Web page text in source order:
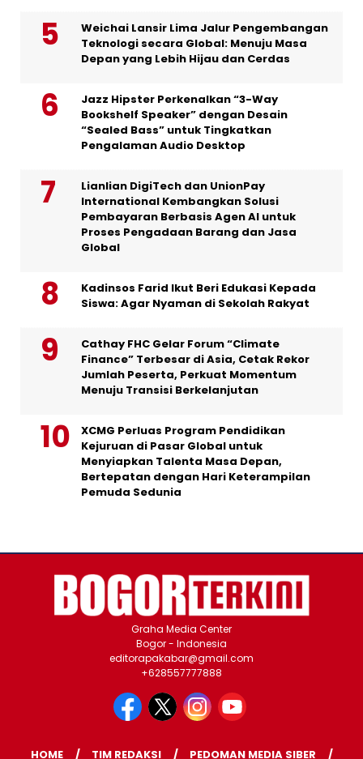
Weichai Lansir Lima Jalur Pengembangan
Teknologi secara Global: Menuju Masa
Depan yang Lebih Hijau dan Cerdas
Jazz Hipster Perkenalkan “3-Way
Bookshelf Speaker” dengan Desain
“Sealed Bass” untuk Tingkatkan
Pengalaman Audio Desktop
Lianlian DigiTech dan UnionPay
International Kembangkan Solusi
Pembayaran Berbasis Agen AI untuk
Proses Pengadaan Barang dan Jasa
Global
Kadinsos Farid Ikut Beri Edukasi Kepada
Siswa: Agar Nyaman di Sekolah Rakyat
Cathay FHC Gelar Forum “Climate
Finance” Terbesar di Asia, Cetak Rekor
Jumlah Peserta, Perkuat Momentum
Menuju Transisi Berkelanjutan
XCMG Perluas Program Pendidikan
Kejuruan di Pasar Global untuk
Menyiapkan Talenta Masa Depan,
Bertepatan dengan Hari Keterampilan
Pemuda Sedunia
Graha Media Center
Bogor - Indonesia
editorapakabar@gmail.com
+628557777888
HOME TIM REDAKSI PEDOMAN MEDIA SIBER